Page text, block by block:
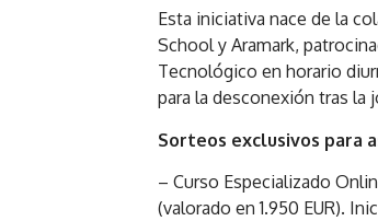
Esta iniciativa nace de la
School y Aramark,
Tecnológico en horario
para la desconexión tras la
Sorteos exclusivos para
– Curso Especializado
(valorado en 1.950 EUR).